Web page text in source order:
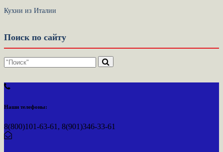
Кухни из Италии
Поиск по сайту
Наши телефоны:
8(800)101-63-61, 8(901)346-33-61